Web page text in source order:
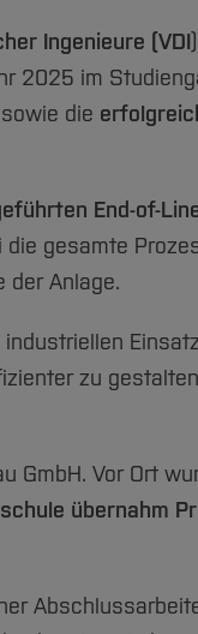
Ingenieure (VDI
2025 im
sowie die
End-of-
gesamte
der Anlage.
zu
GmbH. Vor Ort
übernahm